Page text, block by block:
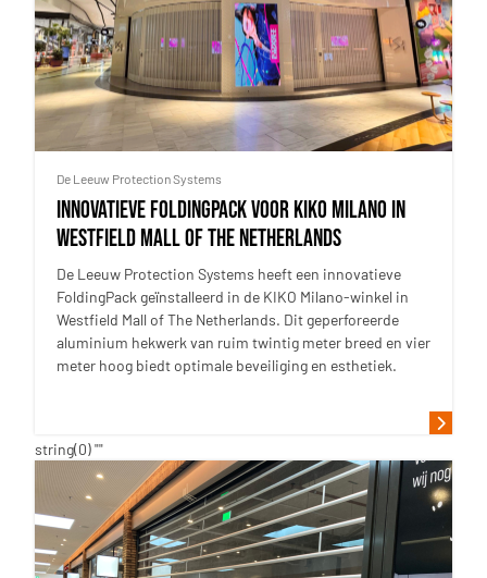
De Leeuw Protection Systems
Innovatieve FoldingPack voor KIKO Milano in
Westfield Mall of The Netherlands
De Leeuw Protection Systems heeft een innovatieve
FoldingPack geïnstalleerd in de KIKO Milano-winkel in
Westfield Mall of The Netherlands. Dit geperforeerde
aluminium hekwerk van ruim twintig meter breed en vier
meter hoog biedt optimale beveiliging en esthetiek.
string(0) ""